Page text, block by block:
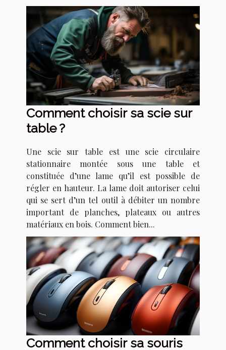
Comment choisir sa scie sur
table ?
Une scie sur table est une scie circulaire
stationnaire montée sous une table et
constituée d’une lame qu’il est possible de
régler en hauteur. La lame doit autoriser celui
qui se sert d’un tel outil à débiter un nombre
important de planches, plateaux ou autres
matériaux en bois. Comment bien...
Comment choisir sa souris